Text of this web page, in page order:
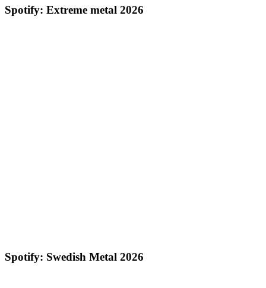
Spotify: Extreme metal 2026
Spotify: Swedish Metal 2026